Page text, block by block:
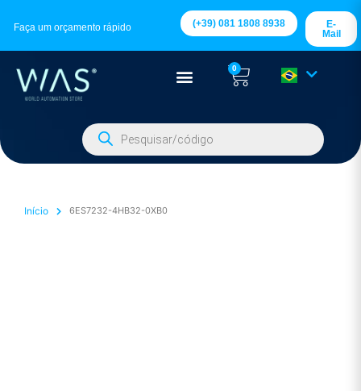
Faça um orçamento rápido (+39) 081 1808 8938
E-
Mail
0
Início 6ES7232-4HB32-0XB0